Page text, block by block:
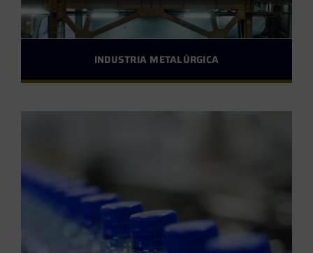
INDUSTRIA METALÚRGICA